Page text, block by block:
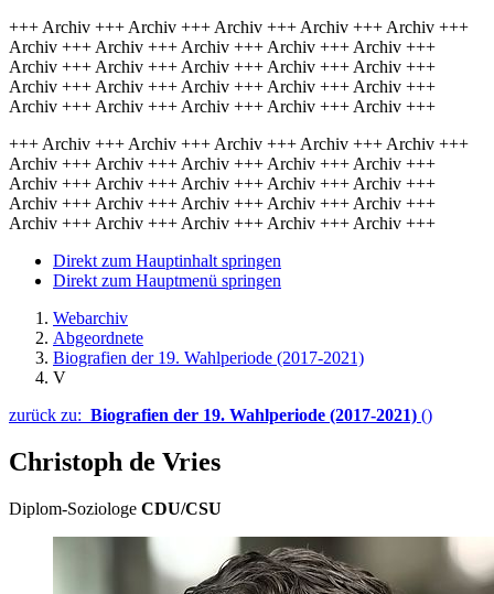
+++ Archiv +++ Archiv +++ Archiv +++ Archiv +++ Archiv +++
Archiv +++ Archiv +++ Archiv +++ Archiv +++ Archiv +++
Archiv +++ Archiv +++ Archiv +++ Archiv +++ Archiv +++
Archiv +++ Archiv +++ Archiv +++ Archiv +++ Archiv +++
Archiv +++ Archiv +++ Archiv +++ Archiv +++ Archiv +++
+++ Archiv +++ Archiv +++ Archiv +++ Archiv +++ Archiv +++
Archiv +++ Archiv +++ Archiv +++ Archiv +++ Archiv +++
Archiv +++ Archiv +++ Archiv +++ Archiv +++ Archiv +++
Archiv +++ Archiv +++ Archiv +++ Archiv +++ Archiv +++
Archiv +++ Archiv +++ Archiv +++ Archiv +++ Archiv +++
Direkt zum Hauptinhalt springen
Direkt zum Hauptmenü springen
Webarchiv
Abgeordnete
Biografien der 19. Wahlperiode (2017-2021)
V
zurück zu: Biografien der 19. Wahlperiode (2017-2021) ()
Christoph de Vries
Diplom-Soziologe CDU/CSU